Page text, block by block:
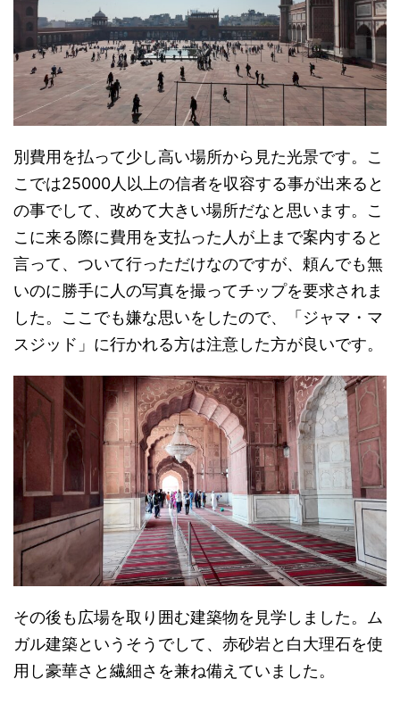
別費用を払って少し高い場所から見た光景です。こ
こでは25000人以上の信者を収容する事が出来ると
の事でして、改めて大きい場所だなと思います。こ
こに来る際に費用を支払った人が上まで案内すると
言って、ついて行っただけなのですが、頼んでも無
いのに勝手に人の写真を撮ってチップを要求されま
した。ここでも嫌な思いをしたので、「ジャマ・マ
スジッド」に行かれる方は注意した方が良いです。
その後も広場を取り囲む建築物を見学しました。ム
ガル建築というそうでして、赤砂岩と白大理石を使
用し豪華さと繊細さを兼ね備えていました。